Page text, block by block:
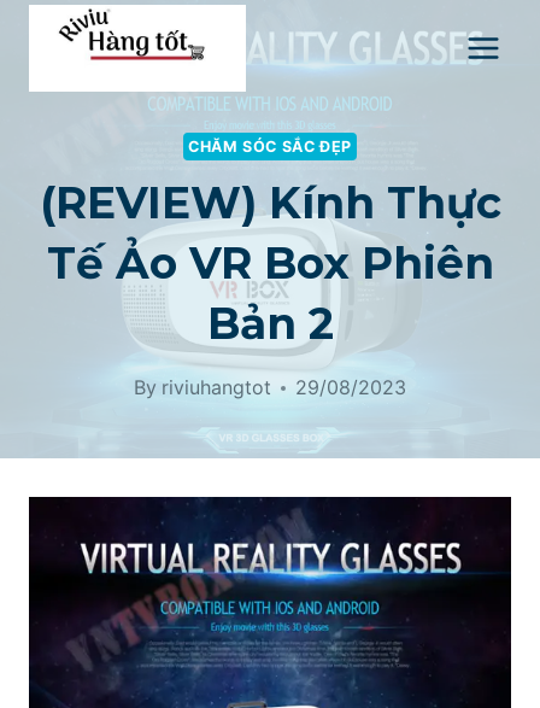
CHĂM SÓC SẮC ĐẸP
(REVIEW) Kính Thực
Tế Ảo VR Box Phiên
Bản 2
By riviuhangtot 29/08/2023